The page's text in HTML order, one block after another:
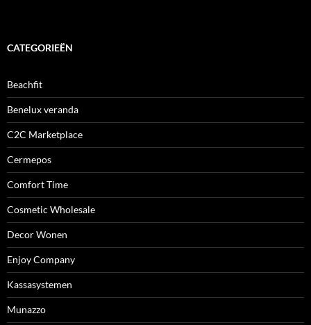
CATEGORIEËN
Beachfit
Benelux veranda
C2C Marketplace
Cermepos
Comfort Time
Cosmetic Wholesale
Decor Wonen
Enjoy Company
Kassasystemen
Munazzo